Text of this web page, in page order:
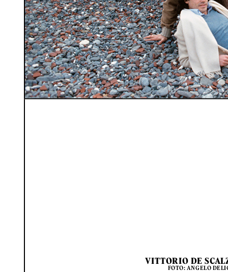
VITTORIO DE
FOTO: ANGELO